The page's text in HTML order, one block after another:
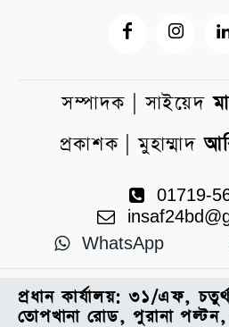
সম্পাদক | সাইয়েদ
প্রকাশক | মুহাম্মাদ
01719-
WhatsApp
প্রধান কার্যালয়: ৩১/এফ,
তোপখানা রোড, পুরানা